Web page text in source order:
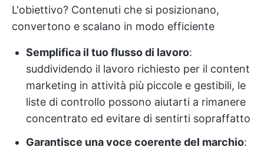
L'obiettivo? Contenuti che si posizionano,
convertono e scalano in modo efficiente
Semplifica il tuo flusso di lavoro:
suddividendo il lavoro richiesto per il content
marketing in attività più piccole e gestibili, le
liste di controllo possono aiutarti a rimanere
concentrato ed evitare di sentirti sopraffatto
Garantisce una voce coerente del marchio: